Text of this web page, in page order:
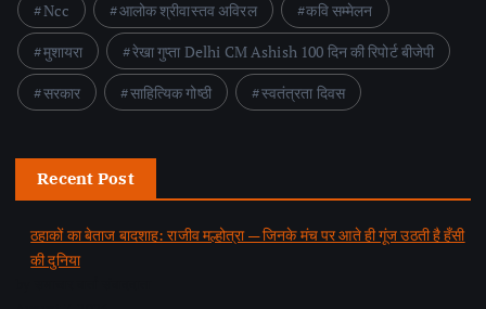
Ncc आलोक श्रीवास्तव अविरल
कवि सम्मेलन
मुशायरा
रेखा गुप्ता Delhi CM Ashish 100 दिन की रिपोर्ट बीजेपी
सरकार
साहित्यिक गोष्ठी स्वतंत्रता दिवस
Recent Post
ठहाकों का बेताज बादशाह: राजीव मल्होत्रा — जिनके मंच पर आते ही गूंज उठती है हँसी
की दुनिया